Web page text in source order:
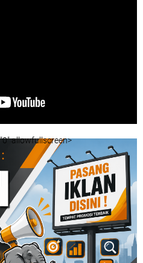
allowfullscreen>